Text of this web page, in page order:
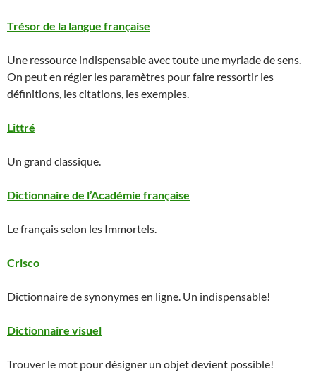
Trésor de la langue française
Une ressource indispensable avec toute une myriade de sens.
On peut en régler les paramètres pour faire ressortir les
définitions, les citations, les exemples.
Littré
Un grand classique.
Dictionnaire de l’Académie française
Le français selon les Immortels.
Crisco
Dictionnaire de synonymes en ligne. Un indispensable!
Dictionnaire visuel
Trouver le mot pour désigner un objet devient possible!